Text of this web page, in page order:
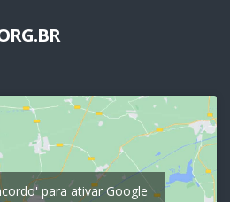
para ativar Google